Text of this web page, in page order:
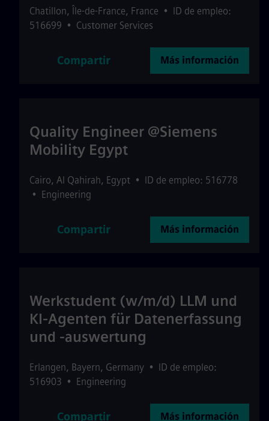
Chatillon, Île-de-France, France • ID de empleo:
516699 • Customer Services
Compartir Más información
Quality Engineer @Siemens
Mobility Egypt
Cairo, Al Qahirah, Egypt • ID de empleo: 516778
• Engineering
Compartir Más información
Werkstudent (w/m/d) LLM und
KI-Agenten für Datenerfassung
und -auswertung
Erlangen, Bayern, Germany • ID de empleo:
516903 • Engineering
Compartir Más información